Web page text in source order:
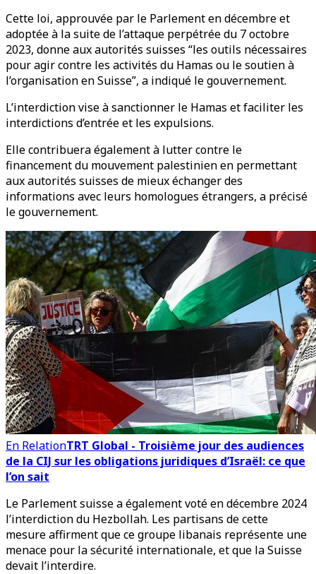
Cette loi, approuvée par le Parlement en décembre et
adoptée à la suite de l’attaque perpétrée du 7 octobre
2023, donne aux autorités suisses “les outils nécessaires
pour agir contre les activités du Hamas ou le soutien à
l’organisation en Suisse”, a indiqué le gouvernement.
L’interdiction vise à sanctionner le Hamas et faciliter les
interdictions d’entrée et les expulsions.
Elle contribuera également à lutter contre le
financement du mouvement palestinien en permettant
aux autorités suisses de mieux échanger des
informations avec leurs homologues étrangers, a précisé
le gouvernement.
En RelationTRT Global - Troisième jour des audiences
de la CIJ sur les obligations juridiques d’Israël: ce que
l’on sait
Le Parlement suisse a également voté en décembre 2024
l’interdiction du Hezbollah. Les partisans de cette
mesure affirment que ce groupe libanais représente une
menace pour la sécurité internationale, et que la Suisse
devait l’interdire.